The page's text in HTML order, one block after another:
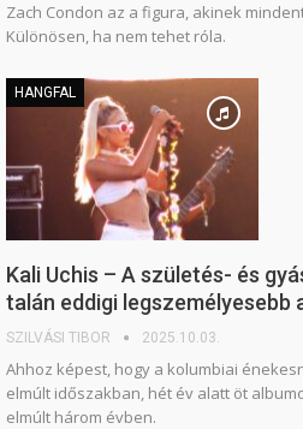
Zach Condon az a figura, akinek
Különösen, ha nem tehet róla.
HANGFAL
Kali Uchis – A születés- és
talán eddigi legszemélyesebb
SZILVÁSI TIBOR 2025.10.03.
Ahhoz képest, hogy a kolumbiai
elmúlt időszakban, hét év alatt öt
elmúlt három évben.